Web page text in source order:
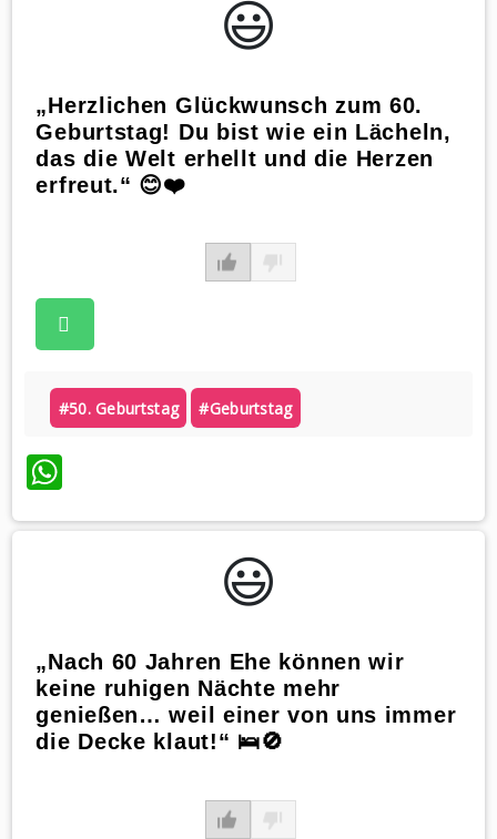
😃️
„Herzlichen Glückwunsch zum 60.
Geburtstag! Du bist wie ein Lächeln,
das die Welt erhellt und die Herzen
erfreut.“ 😊❤️
#50. Geburtstag #geburtstag
WhatsApp
😃️
„Nach 60 Jahren Ehe können wir
keine ruhigen Nächte mehr
genießen… weil einer von uns immer
die Decke klaut!“ 🛌🚫